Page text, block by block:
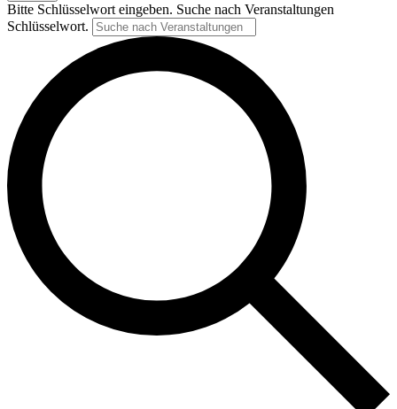
Bitte Schlüsselwort eingeben. Suche nach Veranstaltungen
Schlüsselwort.